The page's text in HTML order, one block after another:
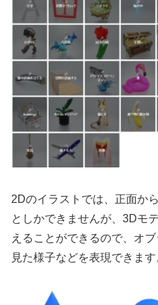
2Dのイラストでは、正面か
としかできませんが、3Dモ
えることができるので、オ
見た様子などを表現できます